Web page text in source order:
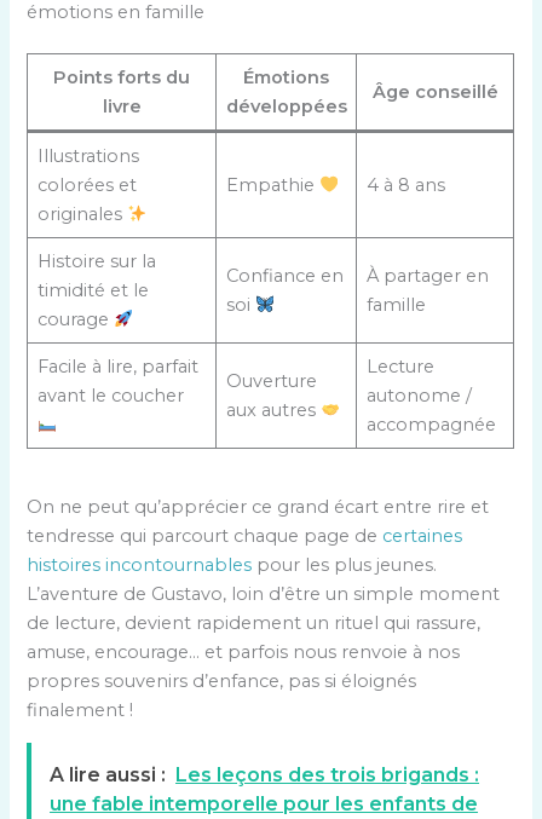
émotions en famille
Points forts du
livre
Émotions
développées
Âge conseillé
Illustrations
colorées et
originales
Empathie 4 à 8 ans
Histoire sur la
timidité et le
courage
Confiance en
soi
À partager en
famille
Facile à lire, parfait
avant le coucher
Ouverture
aux autres
Lecture
autonome /
accompagnée
On ne peut qu’apprécier ce grand écart entre rire et
tendresse qui parcourt chaque page de certaines
histoires incontournables pour les plus jeunes.
L’aventure de Gustavo, loin d’être un simple moment
de lecture, devient rapidement un rituel qui rassure,
amuse, encourage… et parfois nous renvoie à nos
propres souvenirs d’enfance, pas si éloignés
finalement !
A lire aussi : Les leçons des trois brigands :
une fable intemporelle pour les enfants de